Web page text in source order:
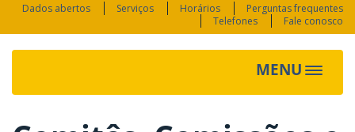
Dados abertos Serviços Horários
Perguntas frequentes
Telefones
Fale conosco
MENU Toggle